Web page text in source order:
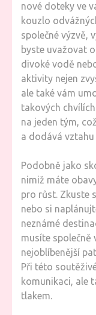
nové doteky ve
kouzlo
společné výzvě,
byste uvažovat
divoké vodě
aktivity nejen
ale také vám
takových
na jeden tým,
a dodává vztahu
Podobně jako
nimiž máte
pro růst. Zkuste
nebo si
neznámé
musíte společně
nejoblíbenější
Při této
komunikaci, ale
tlakem.